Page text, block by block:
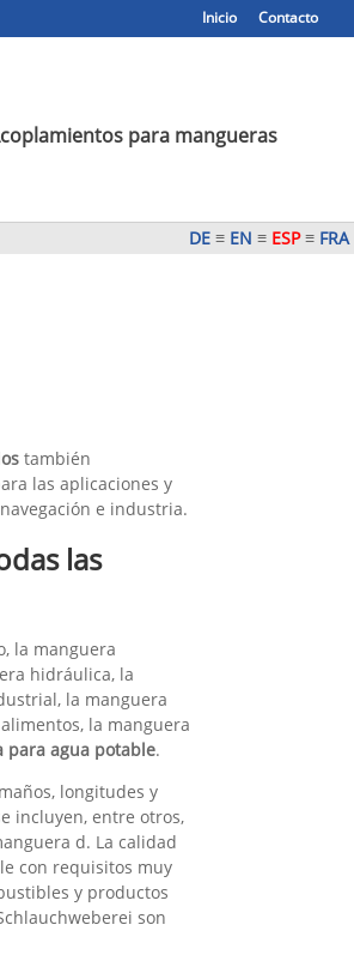
Inicio Contacto
para mangueras
DE ≡ EN ≡ ESP≡ FRA
también
las aplicaciones y
e industria.
las
la manguera
hidráulica, la
la manguera
la manguera
para agua potable.
longitudes y
incluyen, entre otros,
d. La calidad
con requisitos muy
y productos
son